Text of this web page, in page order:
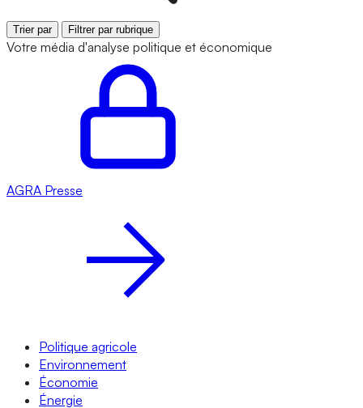
Trier par Filtrer par rubrique
Votre média d'analyse politique et économique
AGRA Presse
Politique agricole
Environnement
Économie
Énergie